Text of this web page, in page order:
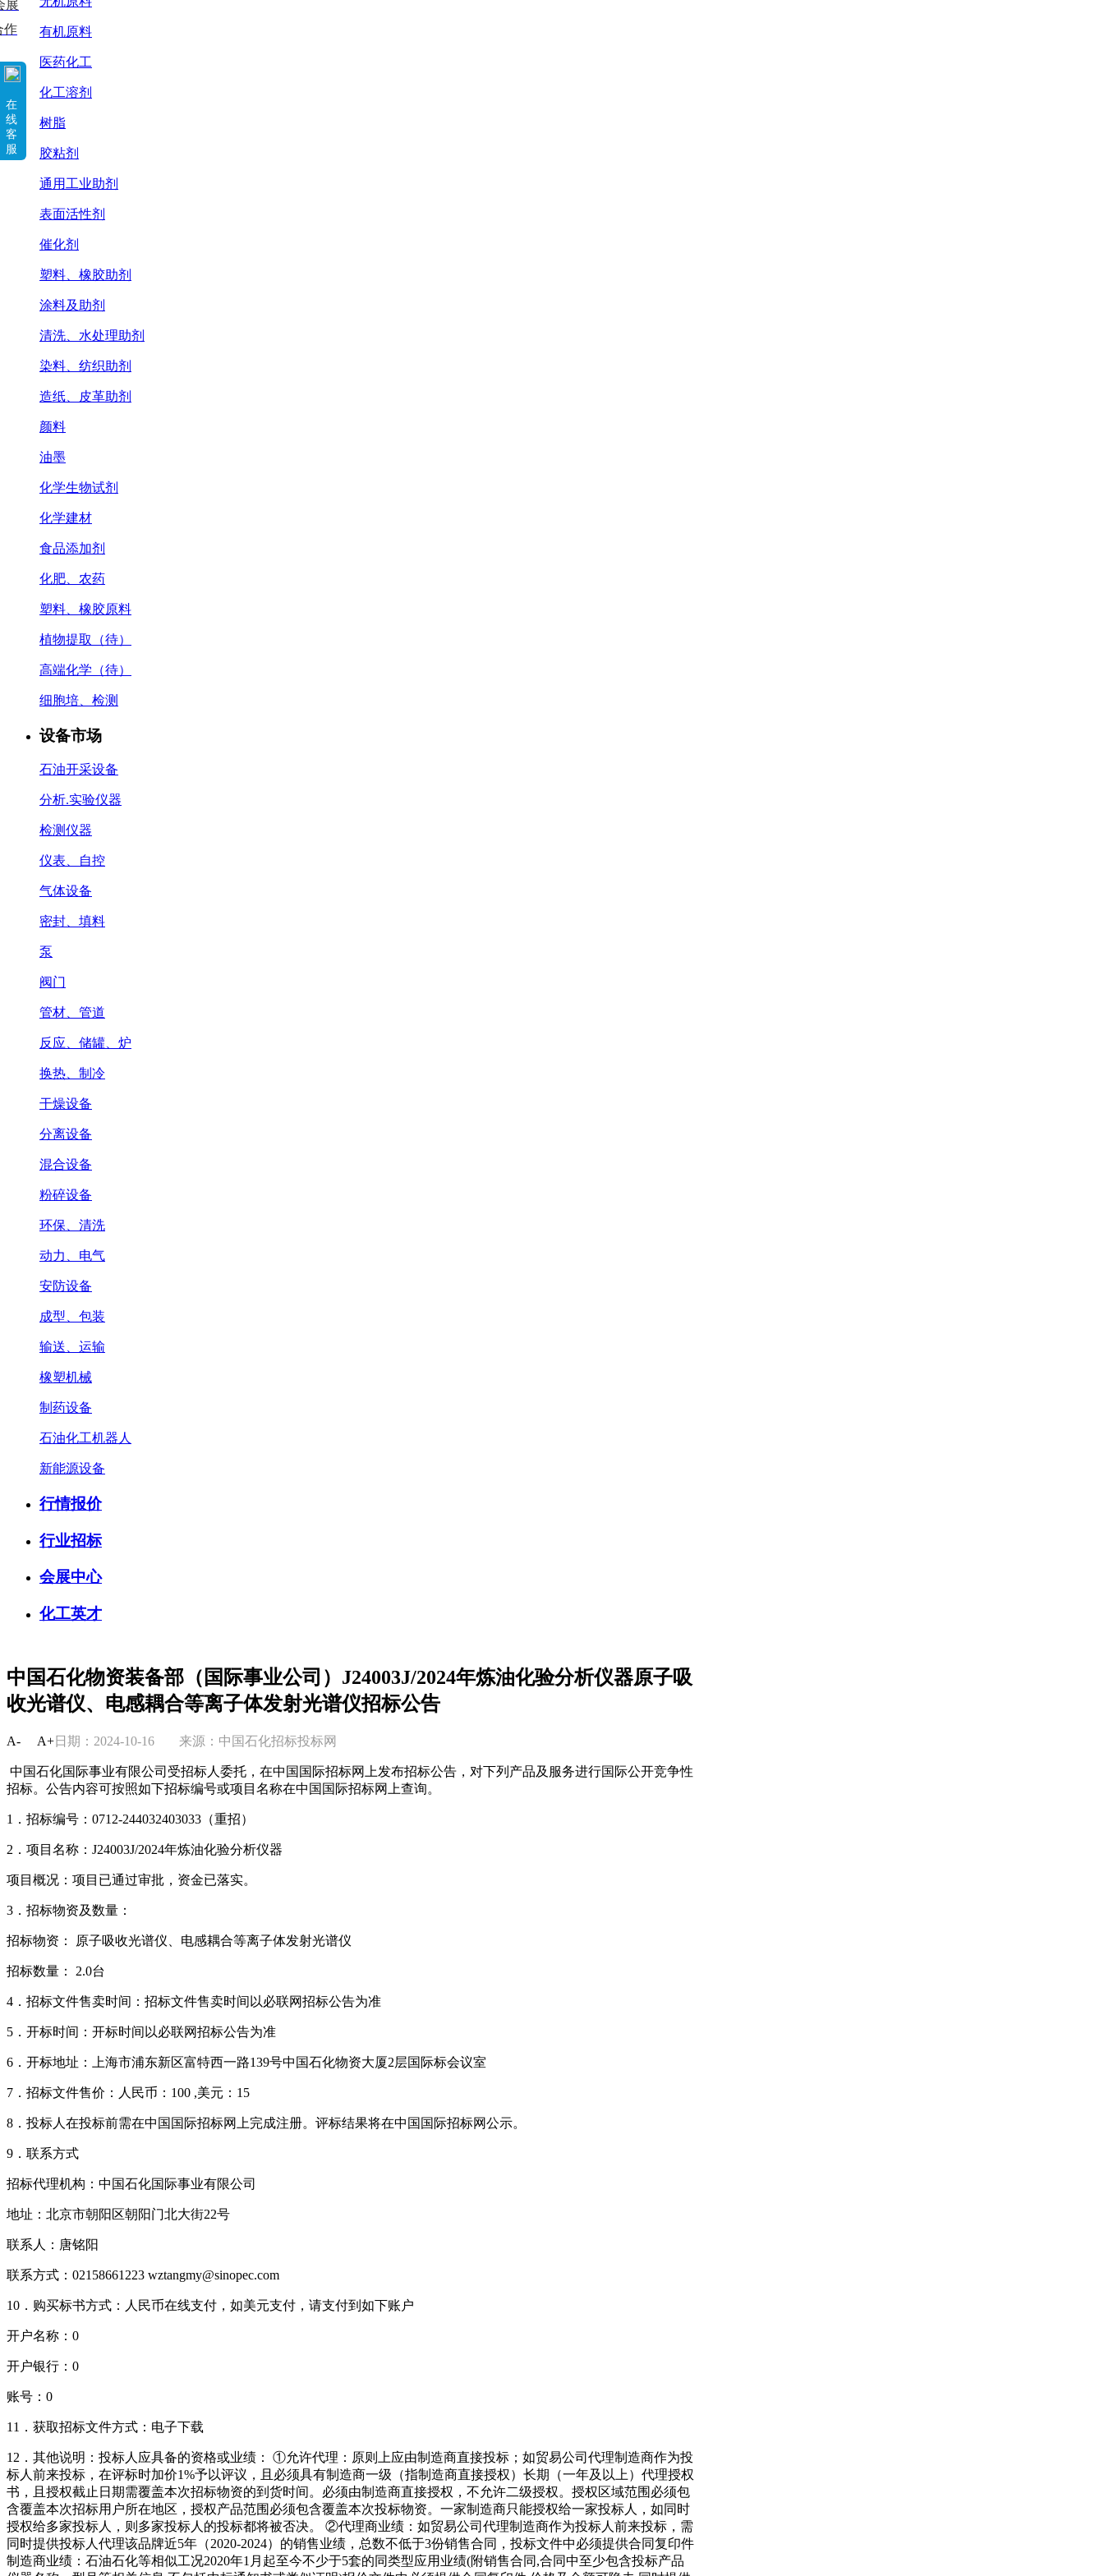
有机原料
医药化工
化工溶剂
树脂
胶粘剂
通用工业助剂
表面活性剂
催化剂
塑料、橡胶助剂
涂料及助剂
清洗、水处理助剂
染料、纺织助剂
造纸、皮革助剂
颜料
油墨
化学生物试剂
化学建材
食品添加剂
化肥、农药
塑料、橡胶原料
植物提取（待）
高端化学（待）
细胞培、检测
设备市场
石油开采设备
分析.实验仪器
检测仪器
仪表、自控
气体设备
密封、填料
泵
阀门
管材、管道
反应、储罐、炉
换热、制冷
干燥设备
分离设备
混合设备
粉碎设备
环保、清洗
动力、电气
安防设备
成型、包装
输送、运输
橡塑机械
制药设备
石油化工机器人
新能源设备
行情报价
行业招标
会展中心
化工英才
展
作
在
线
客
服
中国石化物资装备部（国际事业公司）J24003J/2024年炼油化验分析仪器原子吸
收光谱仪、电感耦合等离子体发射光谱仪招标公告
A- A+日期：2024-10-16 来源：中国石化招标投标网
中国石化国际事业有限公司受招标人委托，在中国国际招标网上发布招标公告，对下列产品及服务进行国际公开竞争性
招标。公告内容可按照如下招标编号或项目名称在中国国际招标网上查询。
1．招标编号：0712-244032403033（重招）
2．项目名称：J24003J/2024年炼油化验分析仪器
项目概况：项目已通过审批，资金已落实。
3．招标物资及数量：
招标物资： 原子吸收光谱仪、电感耦合等离子体发射光谱仪
招标数量： 2.0台
4．招标文件售卖时间：招标文件售卖时间以必联网招标公告为准
5．开标时间：开标时间以必联网招标公告为准
6．开标地址：上海市浦东新区富特西一路139号中国石化物资大厦2层国际标会议室
7．招标文件售价：人民币：100 ,美元：15
8．投标人在投标前需在中国国际招标网上完成注册。评标结果将在中国国际招标网公示。
9．联系方式
招标代理机构：中国石化国际事业有限公司
地址：北京市朝阳区朝阳门北大街22号
联系人：唐铭阳
联系方式：02158661223 wztangmy@sinopec.com
10．购买标书方式：人民币在线支付，如美元支付，请支付到如下账户
开户名称：0
开户银行：0
账号：0
11．获取招标文件方式：电子下载
12．其他说明：投标人应具备的资格或业绩： ①允许代理：原则上应由制造商直接投标；如贸易公司代理制造商作为投
标人前来投标，在评标时加价1%予以评议，且必须具有制造商一级（指制造商直接授权）长期（一年及以上）代理授权
书，且授权截止日期需覆盖本次招标物资的到货时间。必须由制造商直接授权，不允许二级授权。授权区域范围必须包
含覆盖本次招标用户所在地区，授权产品范围必须包含覆盖本次投标物资。一家制造商只能授权给一家投标人，如同时
授权给多家投标人，则多家投标人的投标都将被否决。 ②代理商业绩：如贸易公司代理制造商作为投标人前来投标，需
同时提供投标人代理该品牌近5年（2020-2024）的销售业绩，总数不低于3份销售合同，投标文件中必须提供合同复印件
制造商业绩：石油石化等相似工况2020年1月起至今不少于5套的同类型应用业绩(附销售合同,合同中至少包含投标产品